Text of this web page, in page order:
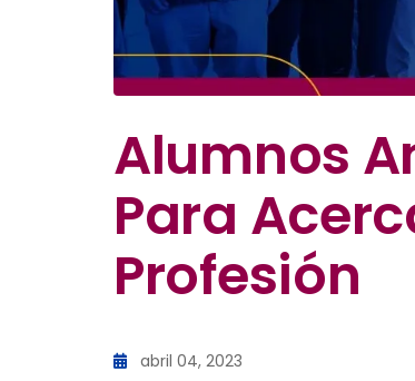
Alumnos
Para
Profesión
abril 04, 2023